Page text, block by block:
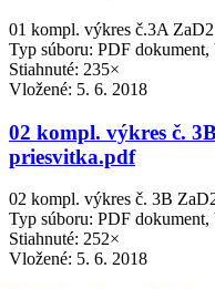
01 kompl. výkres č.3A
Typ súboru: PDF
Stiahnuté: 235×
Vložené: 5. 6. 2018
02 kompl. výkres č.
priesvitka.pdf
02 kompl. výkres č. 3B
Typ súboru: PDF
Stiahnuté: 252×
Vložené: 5. 6. 2018